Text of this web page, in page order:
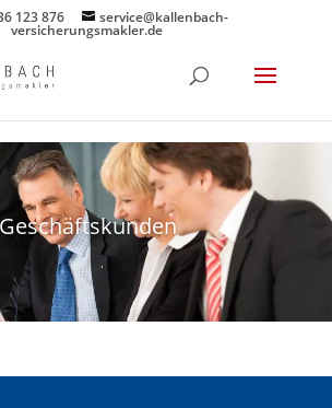
123 876 service@kallenbach-
versicherungsmakler.de
Geschäftskunden